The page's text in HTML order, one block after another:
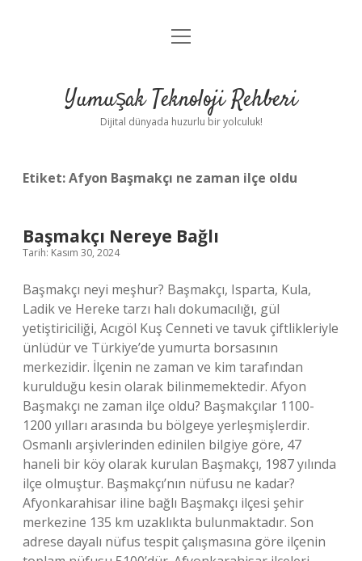
Anasayfa
Yasal Uyarı
menüyü
Yumuşak Teknoloji Rehberi
Dijital dünyada huzurlu bir yolculuk!
Etiket:Afyon Başmakçı ne zaman ilçe oldu
Başmakçı Nereye Bağlı
Tarih: Kasım 30, 2024
Başmakçı neyi meşhur? Başmakçı, Isparta, Kula,
Ladik ve Hereke tarzı halı dokumacılığı, gül
yetiştiriciliği, Acıgöl Kuş Cenneti ve tavuk çiftlikleriyle
ünlüdür ve Türkiye’de yumurta borsasının
merkezidir. İlçenin ne zaman ve kim tarafından
kurulduğu kesin olarak bilinmemektedir. Afyon
Başmakçı ne zaman ilçe oldu? Başmakçılar 1100-
1200 yılları arasında bu bölgeye yerleşmişlerdir.
Osmanlı arşivlerinden edinilen bilgiye göre, 47
haneli bir köy olarak kurulan Başmakçı, 1987 yılında
ilçe olmuştur. Başmakçı’nın nüfusu ne kadar?
Afyonkarahisar iline bağlı Başmakçı ilçesi şehir
merkezine 135 km uzaklıkta bulunmaktadır. Son
adrese dayalı nüfus tespit çalışmasına göre ilçenin